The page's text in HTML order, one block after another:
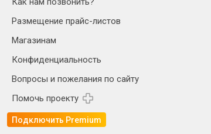
Размещение прайс-листов
Магазинам
Конфиденциальность
Вопросы и пожелания по сайту
Помочь проекту
Подключить Premium